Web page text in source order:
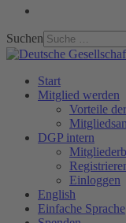
Suchen
Start
Mitglied werden
Vorteile
DGP intern
Einloggen
English
Einfache Sprache